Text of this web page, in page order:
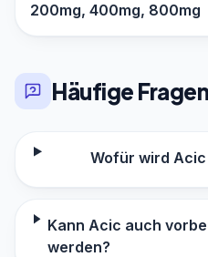
200mg, 400mg, 800mg
Häufige Fragen
Wofür wird
Kann Acic auch
werden?